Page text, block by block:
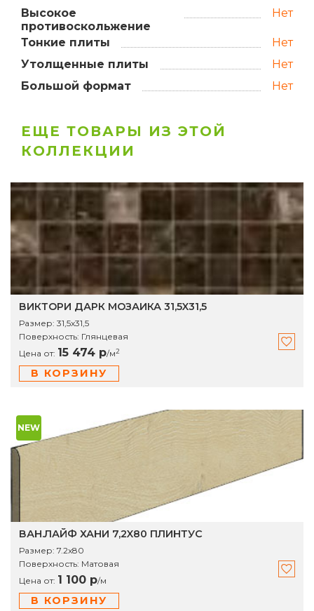
Высокое
противоскольжение
Нет
Тонкие плиты
Нет
Утолщенные плиты
Нет
Большой формат
Нет
ЕЩЕ ТОВАРЫ ИЗ ЭТОЙ
КОЛЛЕКЦИИ
ВИКТОРИ ДАРК МОЗАИКА 31,5X31,5
Размер: 31,5x31,5
Поверхность: Глянцевая
Цена от: 15 474 р/м2
В КОРЗИНУ
NEW
ВАН.ЛАЙФ ХАНИ 7,2X80 ПЛИНТУС
Размер: 7.2x80
Поверхность: Матовая
Цена от: 1 100 р/м
В КОРЗИНУ